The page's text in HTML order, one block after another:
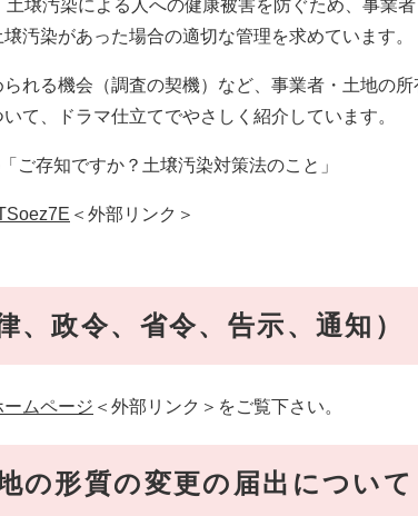
壌汚染による人への健康被害を防ぐため、事業
汚染があった場合の適切な管理を求めています。
れる機会（調査の契機）など、事業者・土地の所
て、ドラマ仕立てでやさしく紹介しています。
ご存知ですか？土壌汚染対策法のこと」
＜外部リンク＞
、政令、省令、告示、通知）
ムページ ＜外部リンク＞ をご覧下さい。
の形質の変更の届出について